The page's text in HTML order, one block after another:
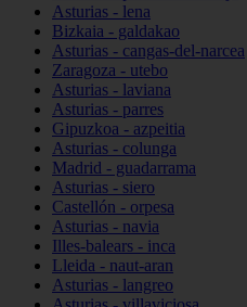
Asturias - lena
Bizkaia - galdakao
Asturias - cangas-del-narcea
Zaragoza - utebo
Asturias - laviana
Asturias - parres
Gipuzkoa - azpeitia
Asturias - colunga
Madrid - guadarrama
Asturias - siero
Castellón - orpesa
Asturias - navia
Illes-balears - inca
Lleida - naut-aran
Asturias - langreo